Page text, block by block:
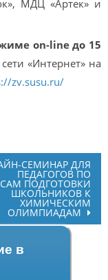
МДЦ «Артек» и
on-line до 15
«Интернет» на
zv.susu.ru/
СЕМИНАР ДЛЯ
ПЕДАГОГОВ ПО
ПОДГОТОВКИ
ШКОЛЬНИКОВ К
ХИМИЧЕСКИМ
ОЛИМПИАДАМ
в